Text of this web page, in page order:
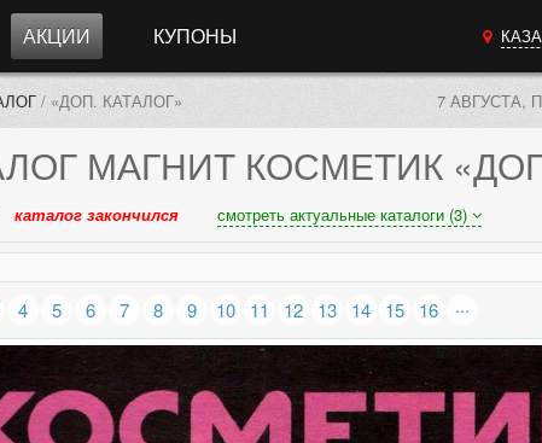
АКЦИИ КУПОНЫ
/ «ДОП. КАТАЛОГ» 7 АВГУСТА,
МАГНИТ КОСМЕТИК
каталог закончился смотреть актуальные каталоги (3)
4 5 6 7 8 9 10 11 12 13 14 15 16 ...